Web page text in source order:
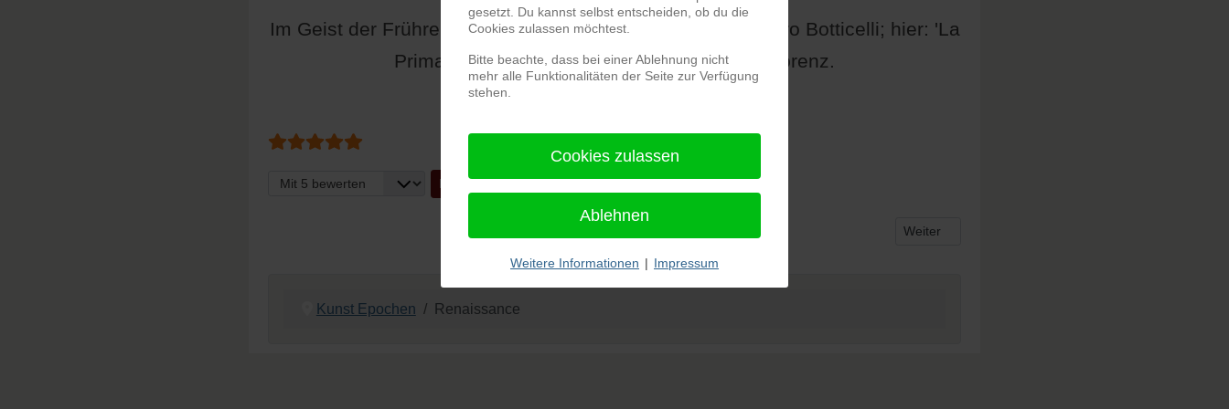
Im Geist der Frührenaissance und des Humanismus: Sandro Botticelli; hier: 'La
Primavera' ('Der Frühling'), 1478, Uffizien, Florenz.
Bewertung:
Nächster Beitrag: Realismus
Weiter
Kunst Epochen Renaissance
gesetzt. Du kannst selbst entscheiden, ob du die
Cookies zulassen möchtest.
Bitte beachte, dass bei einer Ablehnung nicht
mehr alle Funktionalitäten der Seite zur Verfügung
stehen.
Cookies zulassen
Ablehnen
Weitere Informationen | Impressum